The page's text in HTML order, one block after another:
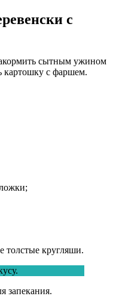
с
сытным ужином
картошку с фаршем.
толстые кругляши.
запекания.